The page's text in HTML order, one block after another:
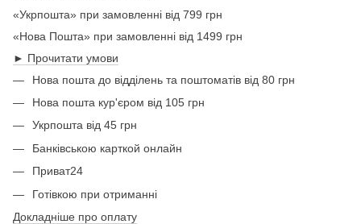
«Укрпошта» при замовленні від 799 грн
«Нова Пошта» при замовленні від 1499 грн
► Прочитати умови
Нова пошта до відділень та поштоматів від 80 грн
Нова пошта кур'єром від 105 грн
Укрпошта від 45 грн
Банківською карткой онлайн
Приват24
Готівкою при отриманні
Докладніше про оплату